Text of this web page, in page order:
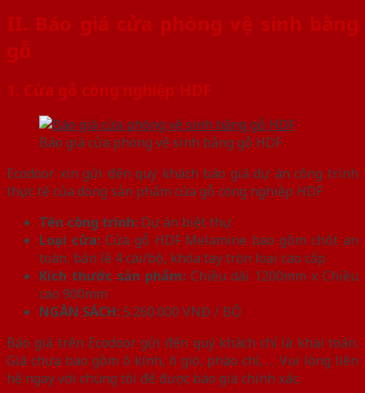
II. Báo giá cửa phòng vệ sinh bằng
gỗ
1. Cửa gỗ công nghiệp HDF
Báo giá cửa phòng vệ sinh bằng gỗ HDF
Ecodoor xin gửi đến quý khách báo giá dự án công trình
thực tế của dòng sản phẩm cửa gỗ công nghiệp HDF
Tên công trình: Dự án biệt thự
Loại cửa: Cửa gỗ HDF Melamine bao gồm chốt an
toàn, bản lề 4 cái/bộ, khóa tay tròn loại cao cấp
Kích thước sản phẩm:Chiều dài 1200mm x Chiều
cao 900mm
NGÂN SÁCH:5.260.000 VNĐ / BỘ
Báo giá trên Ecodoor gửi đến quý khách chỉ là khai toán.
Giá chưa bao gồm ô kính, ô gió, phào chỉ, … Vui lòng liên
hệ ngay với chúng tôi để được báo giá chính xác.